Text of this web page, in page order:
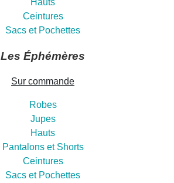
Ceintures
Sacs et Pochettes
Les Éphémères
Sur commande
Robes
Jupes
Hauts
Pantalons et Shorts
Ceintures
Sacs et Pochettes